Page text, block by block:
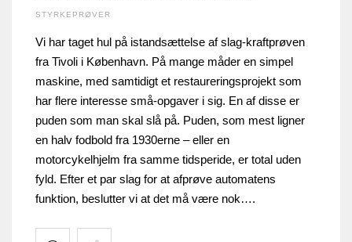
STYRKEPRØVER
Vi har taget hul på istandsættelse af slag-kraftprøven
fra Tivoli i København. På mange måder en simpel
maskine, med samtidigt et restaureringsprojekt som
har flere interesse små-opgaver i sig. En af disse er
puden som man skal slå på. Puden, som mest ligner
en halv fodbold fra 1930erne – eller en
motorcykelhjelm fra samme tidsperide, er total uden
fyld. Efter et par slag for at afprøve automatens
funktion, beslutter vi at det må være nok….